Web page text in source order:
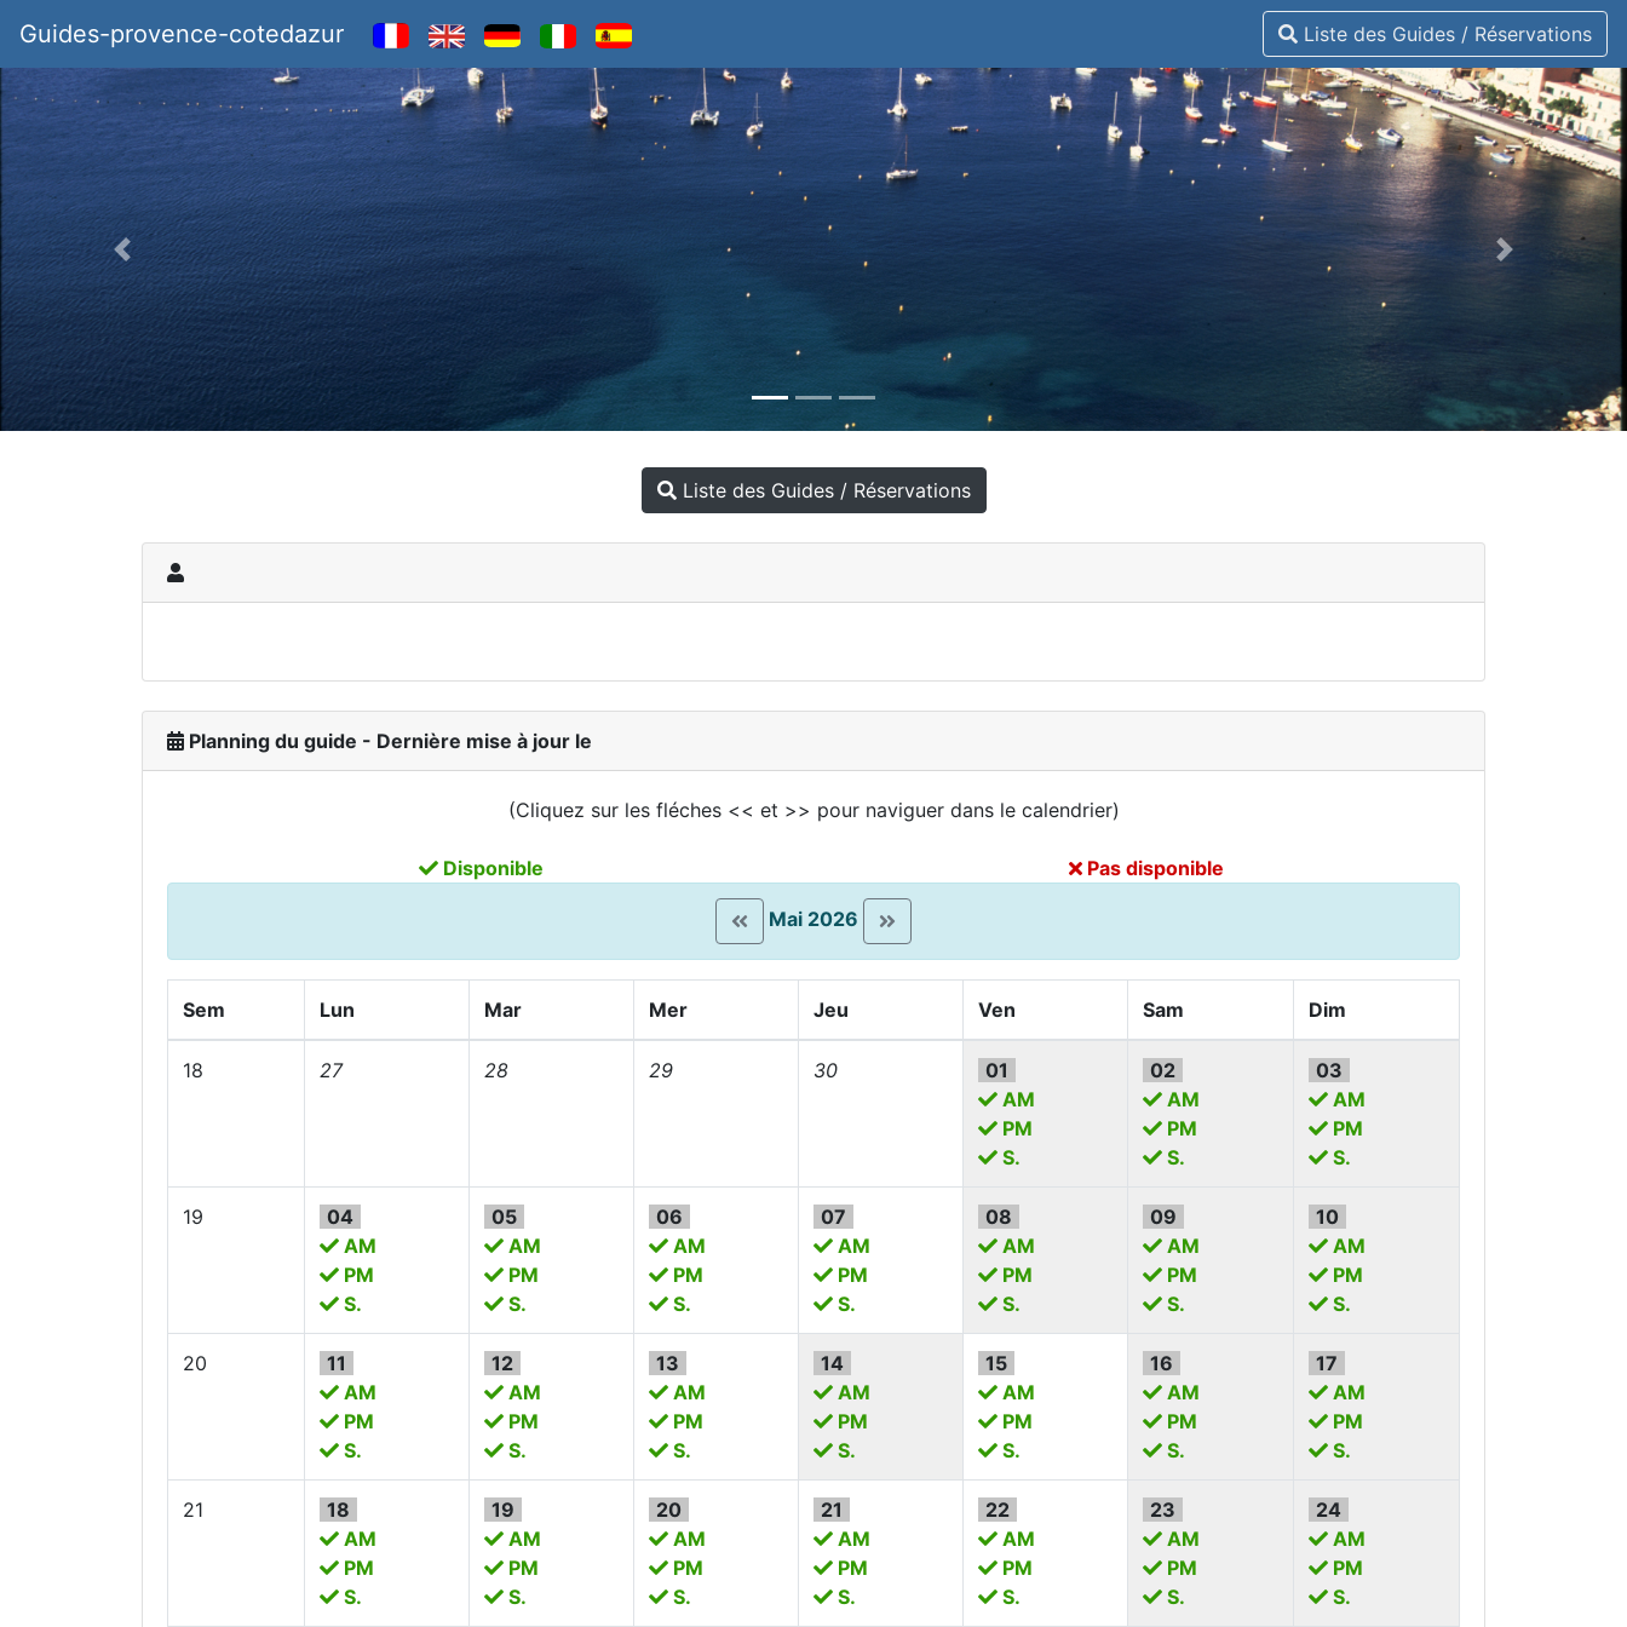
Guides-provence-cotedazur Liste des Guides / Réservations
Liste des Guides / Réservations
Planning du guide - Dernière mise à jour le
(Cliquez sur les fléches << et >> pour naviguer dans le calendrier)
Disponible Pas disponible
Mai 2026
Sem Lun Mar Mer Jeu Ven Sam Dim
18 27 28 29 30
01
AM
PM
S.
02
AM
PM
S.
03
AM
PM
S.
19
04
AM
PM
S.
05
AM
PM
S.
06
AM
PM
S.
07
AM
PM
S.
08
AM
PM
S.
09
AM
PM
S.
10
AM
PM
S.
20
11
AM
PM
S.
12
AM
PM
S.
13
AM
PM
S.
14
AM
PM
S.
15
AM
PM
S.
16
AM
PM
S.
17
AM
PM
S.
21
18
AM
PM
S.
19
AM
PM
S.
20
AM
PM
S.
21
AM
PM
S.
22
AM
PM
S.
23
AM
PM
S.
24
AM
PM
S.